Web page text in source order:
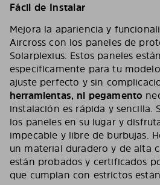
Fácil de Instalar
Mejora la apariencia y
Aircross con los paneles de
Solarplexius. Estos paneles
específicamente para tu
ajuste perfecto y sin
herramientas, ni pegamento
instalación es rápida y sencilla.
los paneles en su lugar y
impecable y libre de burbujas.
un material duradero y de alta
están probados y certificados
que cumplan con estrictos